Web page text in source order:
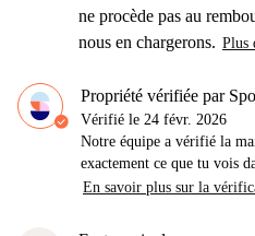
ne procède pas au
nous en chargerons. Plus
Propriété vérifiée par
Vérifié le 24 févr. 2026
Notre équipe a vérifié la
exactement ce que tu vois
En savoir plus sur la